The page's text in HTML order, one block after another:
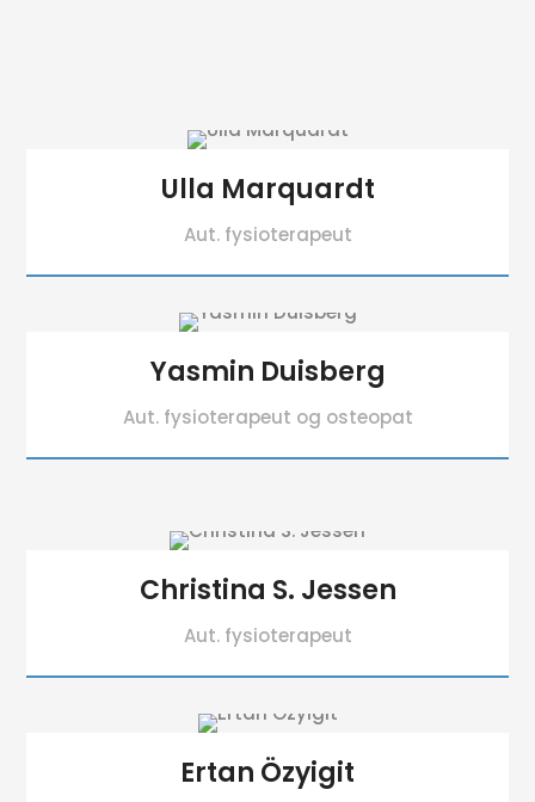
Ulla Marquardt
Aut. fysioterapeut
Yasmin Duisberg
Aut. fysioterapeut og osteopat
Christina S. Jessen
Aut. fysioterapeut
Ertan Özyigit